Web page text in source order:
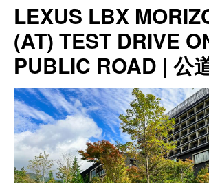
LEXUS LBX
(AT) TEST DRIVE
PUBLIC ROAD | 公